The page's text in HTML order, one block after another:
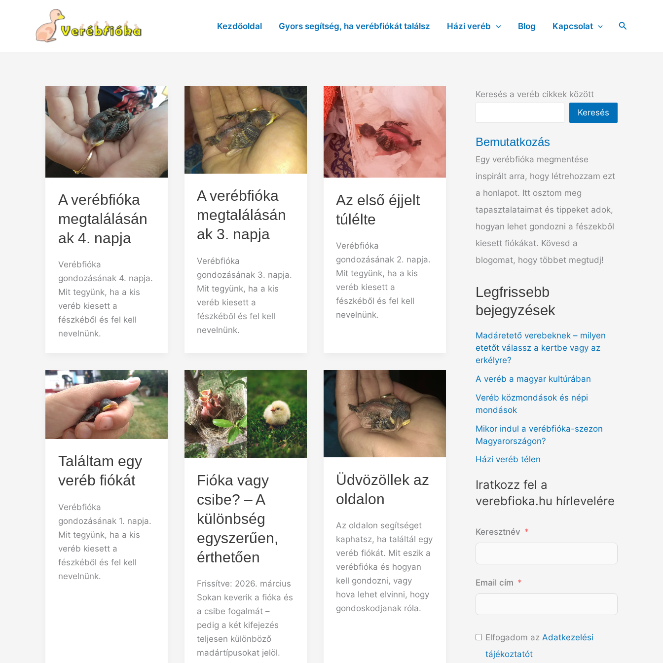
Kezdőoldal Gyors segítség, ha verébfiókát találsz Házi veréb Blog Kapcsolat Search
A verébfióka
megtalálásán
ak 4. napja
Verébfióka
gondozásának 4. napja.
Mit tegyünk, ha a kis
veréb kiesett a
fészkéből és fel kell
nevelnünk.
A verébfióka
megtalálásán
ak 3. napja
Verébfióka
gondozásának 3. napja.
Mit tegyünk, ha a kis
veréb kiesett a
fészkéből és fel kell
nevelnünk.
Az első éjjelt
túlélte
Verébfióka
gondozásának 2. napja.
Mit tegyünk, ha a kis
veréb kiesett a
fészkéből és fel kell
nevelnünk.
Találtam egy
veréb fiókát
Verébfióka
gondozásának 1. napja.
Mit tegyünk, ha a kis
veréb kiesett a
fészkéből és fel kell
nevelnünk.
Fióka vagy
csibe? – A
különbség
egyszerűen,
érthetően
Frissítve: 2026. március
Sokan keverik a fióka és
a csibe fogalmát –
pedig a két kifejezés
teljesen különböző
madártípusokat jelöl.
Üdvözöllek az
oldalon
Az oldalon segítséget
kaphatsz, ha találtál egy
veréb fiókát. Mit eszik a
verébfióka és hogyan
kell gondozni, vagy
hova lehet elvinni, hogy
gondoskodjanak róla.
Keresés a veréb cikkek között
Keresés
Bemutatkozás
Egy verébfióka megmentése
inspirált arra, hogy létrehozzam ezt
a honlapot. Itt osztom meg
tapasztalataimat és tippeket adok,
hogyan lehet gondozni a fészekből
kiesett fiókákat. Kövesd a
blogomat, hogy többet megtudj!
Legfrissebb
bejegyzések
Madáretető verebeknek – milyen
etetőt válassz a kertbe vagy az
erkélyre?
A veréb a magyar kultúrában
Veréb közmondások és népi
mondások
Mikor indul a verébfióka-szezon
Magyarországon?
Házi veréb télen
Iratkozz fel a
verebfioka.hu hírlevelére
Keresztnév
Email cím
Elfogadom az Adatkezelési
tájékoztatót